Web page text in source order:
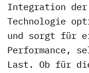
Integration
Technologie
und sorgt für
Performance,
Last. Ob für